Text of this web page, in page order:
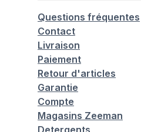
Questions fréquentes
Contact
Livraison
Paiement
Retour d'articles
Garantie
Compte
Magasins Zeeman
Detergents